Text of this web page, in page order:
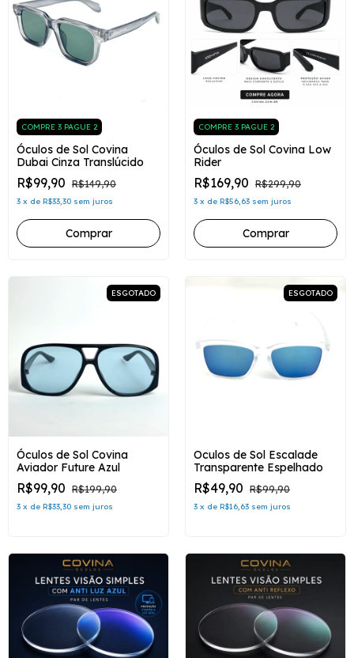
COMPRE 3 PAGUE 2
Óculos de Sol Covina
Dubai Cinza Translúcido
R$99,90 R$149,90
3 x de R$33,30 sem juros
COMPRE 3 PAGUE 2
Óculos de Sol Covina Low
Rider
R$169,90 R$299,90
3 x de R$56,63 sem juros
ESGOTADO
Óculos de Sol Covina
Aviador Future Azul
R$99,90 R$199,90
3 x de R$33,30 sem juros
ESGOTADO
Oculos de Sol Escalade
Transparente Espelhado
R$49,90 R$99,90
3 x de R$16,63 sem juros